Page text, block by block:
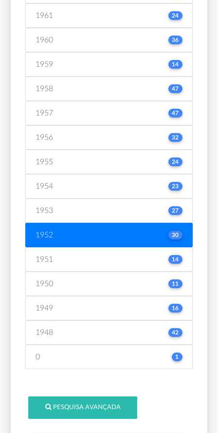
1961 24
1960 36
1959 14
1958 47
1957 47
1956 32
1955 24
1954 23
1953 27
1952 30
1951 14
1950 11
1949 16
1948 42
0 1
PESQUISA AVANÇADA